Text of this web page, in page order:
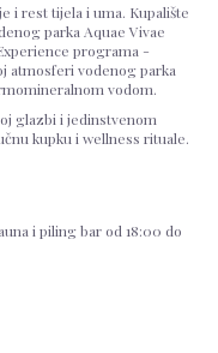
i rest tijela i uma. Kupalište
parka Aquae Vivae
programa -
atmosferi vodenog parka
vodom.
glazbi i jedinstvenom
kupku i wellness rituale.
i piling bar od 18:00 do